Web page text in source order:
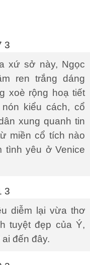
xứ sở này, Ngọc
ren trắng dáng
xoè rộng hoạ tiết
kiểu cách, cổ
xung quanh tin
miền cổ tích nào
tình yêu ở Venice
diễm lại vừa thơ
tuyệt đẹp của Ý,
đến đây.